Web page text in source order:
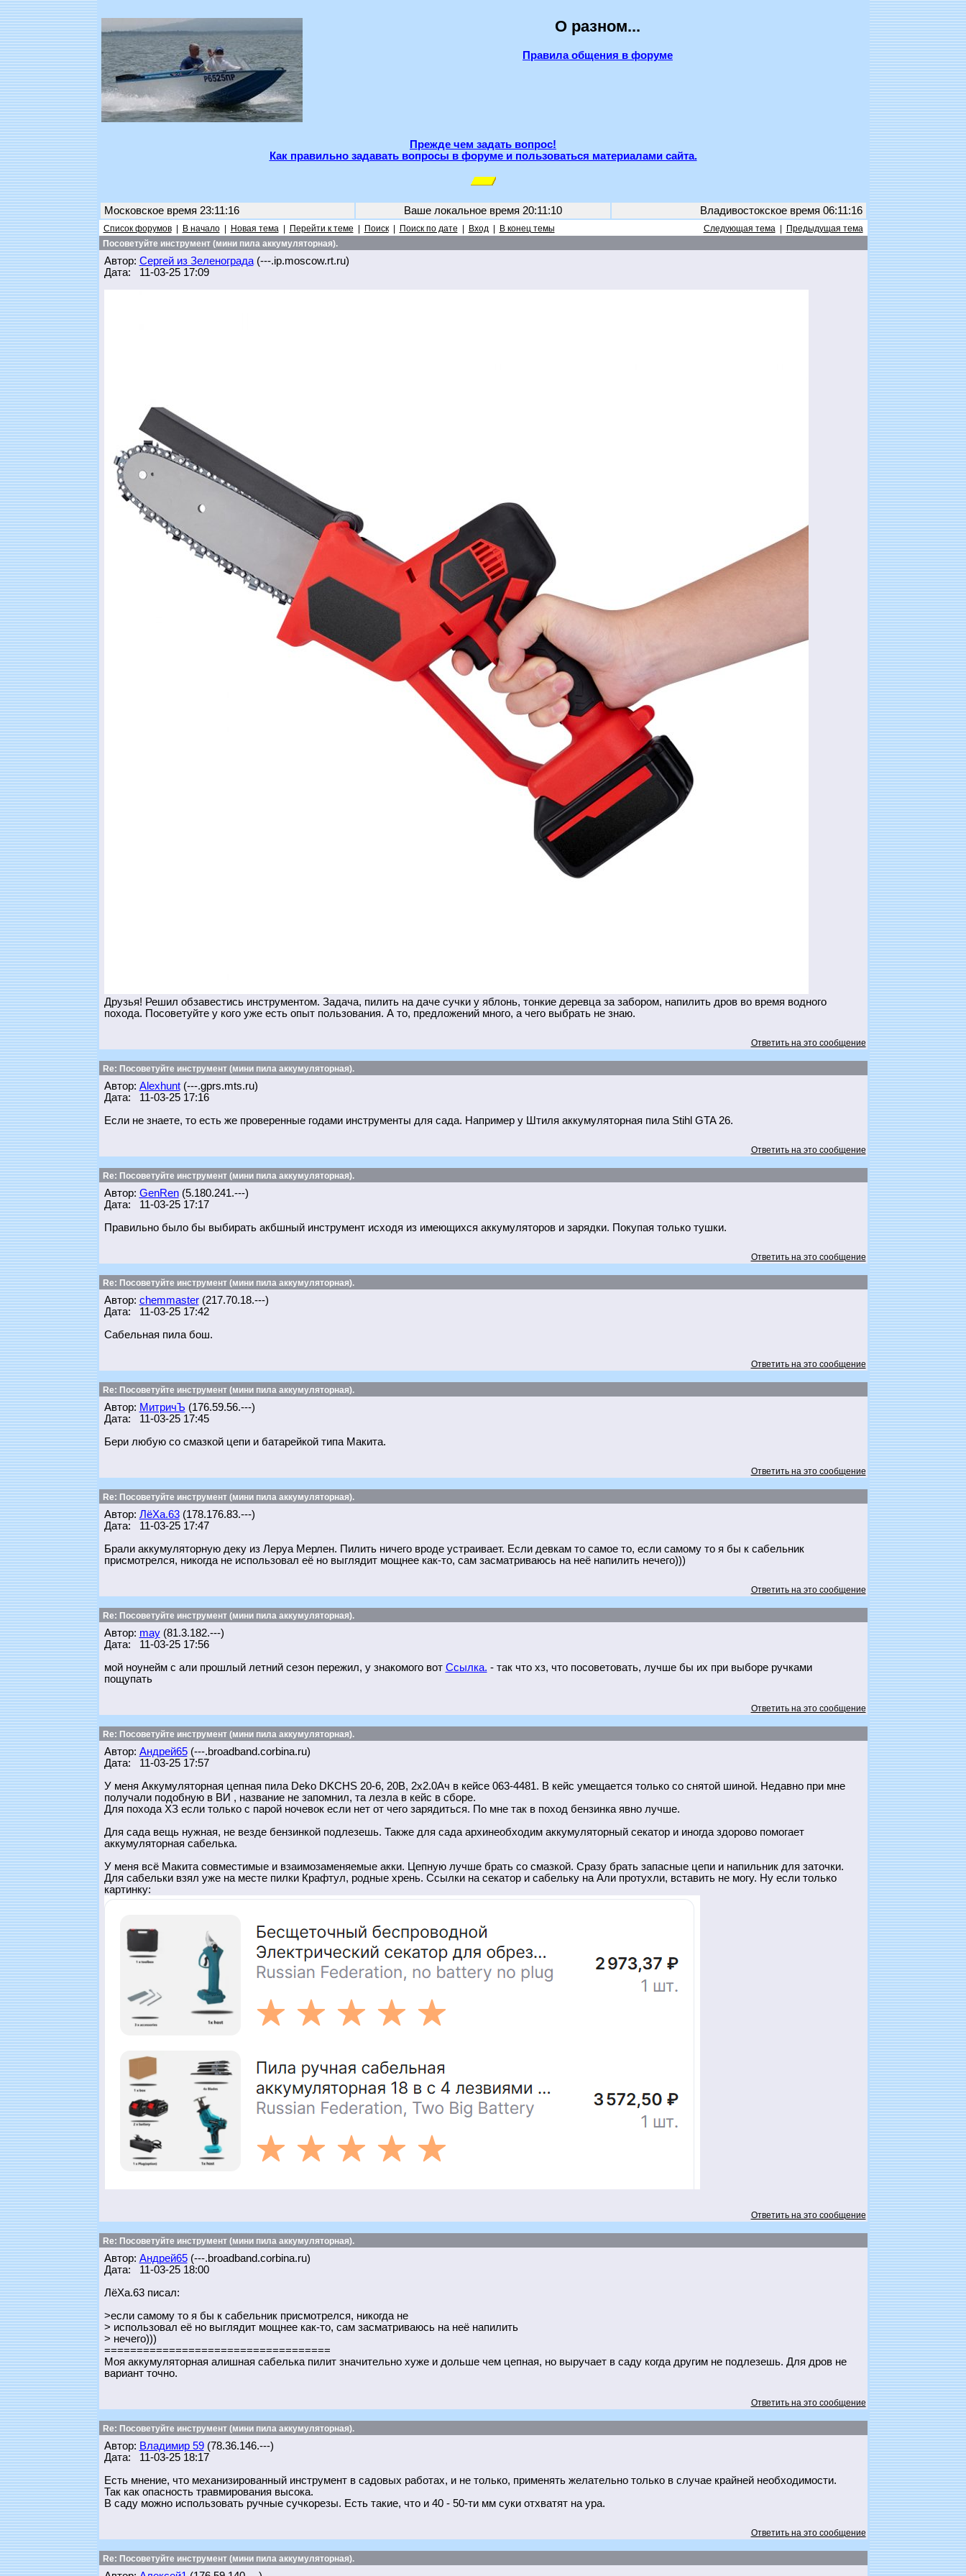
О разном...
Правила общения в форуме
Прежде чем задать вопрос!
Как правильно задавать вопросы в форуме и пользоваться материалами сайта.
Московское время 23:11:16 Ваше локальное время 20:11:10 Владивостокское время 06:11:16
Список форумов| В начало| Новая тема| Перейти к теме Поиск| Поиск по дате Вход| В конец темы Следующая тема|
Предыдущая тема
Посоветуйте инструмент (мини пила аккумуляторная).
Автор: Сергей из Зеленограда(---.ip.moscow.rt.ru)
Дата: 11-03-25 17:09
Друзья! Решил обзавестись инструментом. Задача, пилить на даче сучки у яблонь, тонкие деревца за забором, напилить дров во время водного
похода. Посоветуйте у кого уже есть опыт пользования. А то, предложений много, а чего выбрать не знаю.
Ответить на это сообщение
Re: Посоветуйте инструмент (мини пила аккумуляторная).
Автор: Alexhunt(---.gprs.mts.ru)
Дата: 11-03-25 17:16
Если не знаете, то есть же проверенные годами инструменты для сада. Например у Штиля аккумуляторная пила Stihl GTA 26.
Ответить на это сообщение
Re: Посоветуйте инструмент (мини пила аккумуляторная).
Автор: GenRen(5.180.241.---)
Дата: 11-03-25 17:17
Правильно было бы выбирать акбшный инструмент исходя из имеющихся аккумуляторов и зарядки. Покупая только тушки.
Ответить на это сообщение
Re: Посоветуйте инструмент (мини пила аккумуляторная).
Автор: chemmaster(217.70.18.---)
Дата: 11-03-25 17:42
Сабельная пила бош.
Ответить на это сообщение
Re: Посоветуйте инструмент (мини пила аккумуляторная).
Автор: МитричЪ (176.59.56.---)
Дата: 11-03-25 17:45
Бери любую со смазкой цепи и батарейкой типа Макита.
Ответить на это сообщение
Re: Посоветуйте инструмент (мини пила аккумуляторная).
Автор: ЛёХа.63(178.176.83.---)
Дата: 11-03-25 17:47
Брали аккумуляторную деку из Леруа Мерлен. Пилить ничего вроде устраивает. Если девкам то самое то, если самому то я бы к сабельник
присмотрелся, никогда не использовал её но выглядит мощнее как-то, сам засматриваюсь на неё напилить нечего)))
Ответить на это сообщение
Re: Посоветуйте инструмент (мини пила аккумуляторная).
Автор: may(81.3.182.---)
Дата: 11-03-25 17:56
мой ноунейм с али прошлый летний сезон пережил, у знакомого вот Ссылка. - так что хз, что посоветовать, лучше бы их при выборе ручками
пощупать
Ответить на это сообщение
Re: Посоветуйте инструмент (мини пила аккумуляторная).
Автор: Андрей65(---.broadband.corbina.ru)
Дата: 11-03-25 17:57
У меня Аккумуляторная цепная пила Deko DKCHS 20-6, 20В, 2x2.0Ач в кейсе 063-4481. В кейс умещается только со снятой шиной. Недавно при мне
получали подобную в ВИ , название не запомнил, та лезла в кейс в сборе.
Для похода ХЗ если только с парой ночевок если нет от чего зарядиться. По мне так в поход бензинка явно лучше.
Для сада вещь нужная, не везде бензинкой подлезешь. Также для сада архинеобходим аккумуляторный секатор и иногда здорово помогает
аккумуляторная сабелька.
У меня всё Макита совместимые и взаимозаменяемые акки. Цепную лучше брать со смазкой. Сразу брать запасные цепи и напильник для заточки.
Для сабельки взял уже на месте пилки Крафтул, родные хрень. Ссылки на секатор и сабельку на Али протухли, вставить не могу. Ну если только
картинку:
Ответить на это сообщение
Re: Посоветуйте инструмент (мини пила аккумуляторная).
Автор: Андрей65(---.broadband.corbina.ru)
Дата: 11-03-25 18:00
ЛёХа.63 писал:
>если самому то я бы к сабельник присмотрелся, никогда не
> использовал её но выглядит мощнее как-то, сам засматриваюсь на неё напилить
> нечего)))
===================================
Моя аккумуляторная алишная сабелька пилит значительно хуже и дольше чем цепная, но выручает в саду когда другим не подлезешь. Для дров не
вариант точно.
Ответить на это сообщение
Re: Посоветуйте инструмент (мини пила аккумуляторная).
Автор: Владимир 59(78.36.146.---)
Дата: 11-03-25 18:17
Есть мнение, что механизированный инструмент в садовых работах, и не только, применять желательно только в случае крайней необходимости.
Так как опасность травмирования высока.
В саду можно использовать ручные сучкорезы. Есть такие, что и 40 - 50-ти мм суки отхватят на ура.
Ответить на это сообщение
Re: Посоветуйте инструмент (мини пила аккумуляторная).